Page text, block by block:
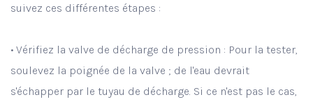
suivez ces différentes étapes :
• Vérifiez la valve de décharge de pression : Pour la tester,
soulevez la poignée de la valve ; de l'eau devrait
s'échapper par le tuyau de décharge. Si ce n'est pas le cas,